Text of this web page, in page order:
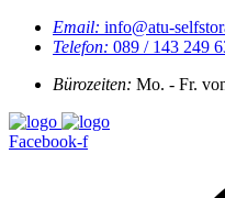
Email: info@atu-
Telefon: 089 / 143 249
Bürozeiten: Mo. - Fr.
Facebook-f